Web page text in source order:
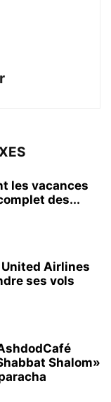
les vacances
des...
Airlines
ses vols
Shalom»